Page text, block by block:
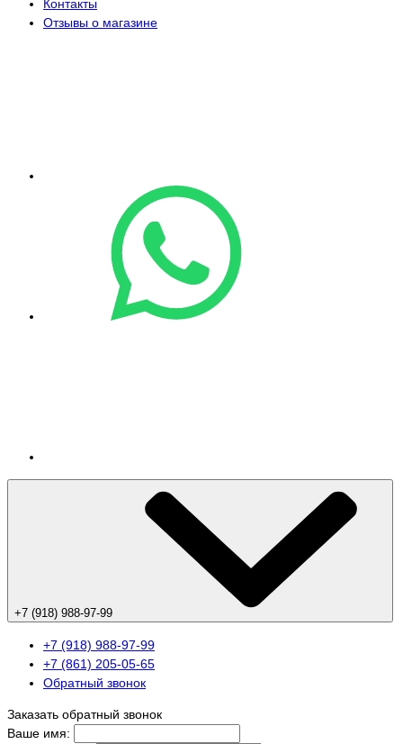
Контакты
Отзывы о магазине
+7 (918) 988-97-99
+7 (918) 988-97-99
+7 (861) 205-05-65
Обратный звонок
Заказать обратный звонок
Ваше имя: